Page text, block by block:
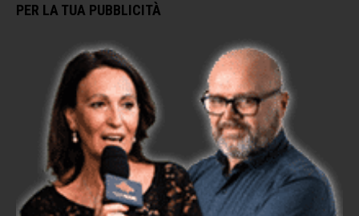
PER LA TUA PUBBLICITÀ